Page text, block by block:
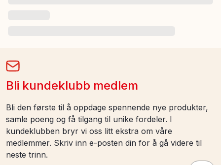
Bli kundeklubb medlem
Bli den første til å oppdage spennende nye produkter,
samle poeng og få tilgang til unike fordeler. I
kundeklubben bryr vi oss litt ekstra om våre
medlemmer. Skriv inn e-posten din for å gå videre til
neste trinn.